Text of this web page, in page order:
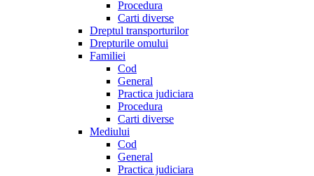
Procedura
Carti diverse
Dreptul transporturilor
Drepturile omului
Familiei
Cod
General
Practica judiciara
Procedura
Carti diverse
Mediului
Cod
General
Practica judiciara